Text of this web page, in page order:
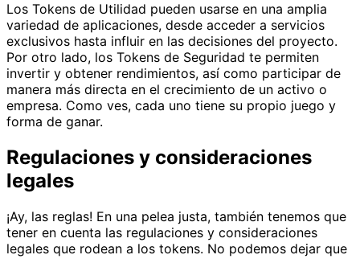
Los Tokens de Utilidad pueden usarse en una amplia
variedad de aplicaciones, desde acceder a servicios
exclusivos hasta influir en las decisiones del proyecto.
Por otro lado, los Tokens de Seguridad te permiten
invertir y obtener rendimientos, así como participar de
manera más directa en el crecimiento de un activo o
empresa. Como ves, cada uno tiene su propio juego y
forma de ganar.
Regulaciones y consideraciones
legales
¡Ay, las reglas! En una pelea justa, también tenemos que
tener en cuenta las regulaciones y consideraciones
legales que rodean a los tokens. No podemos dejar que